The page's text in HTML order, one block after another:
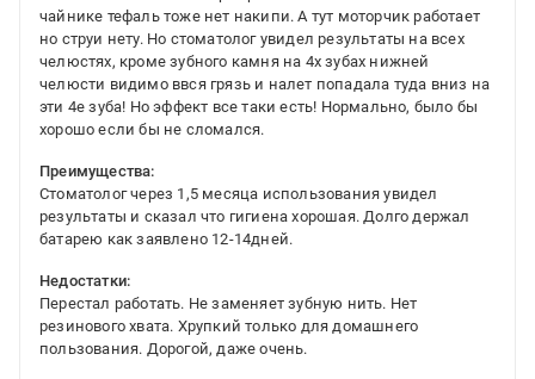
чайнике тефаль тоже нет накипи. А тут моторчик работает
но струи нету. Но стоматолог увидел результаты на всех
челюстях, кроме зубного камня на 4х зубах нижней
челюсти видимо ввся грязь и налет попадала туда вниз на
эти 4е зуба! Но эффект все таки есть! Нормально, было бы
хорошо если бы не сломался.
Преимущества:
Стоматолог через 1,5 месяца использования увидел
результаты и сказал что гигиена хорошая. Долго держал
батарею как заявлено 12-14дней.
Недостатки:
Перестал работать. Не заменяет зубную нить. Нет
резинового хвата. Хрупкий только для домашнего
пользования. Дорогой, даже очень.